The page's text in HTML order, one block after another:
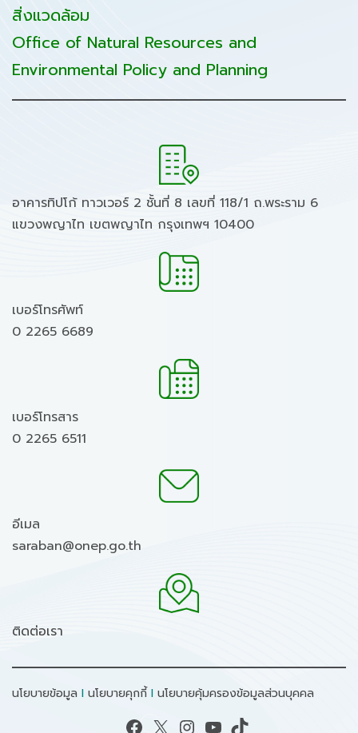
สิ่งแวดล้อม
Office of Natural Resources and
Environmental Policy and Planning
อาคารทิปโก้ ทาวเวอร์ 2 ชั้นที่ 8 เลขที่ 118/1 ถ.พระราม 6
แขวงพญาไท เขตพญาไท กรุงเทพฯ 10400
เบอร์โทรศัพท์
0 2265 6689
เบอร์โทรสาร
0 2265 6511
อีเมล
saraban@onep.go.th
ติดต่อเรา
นโยบายข้อมูล I นโยบายคุกกี้I นโยบายคุ้มครองข้อมูลส่วนบุคคล
Facebook X Instagram YouTube TikTok